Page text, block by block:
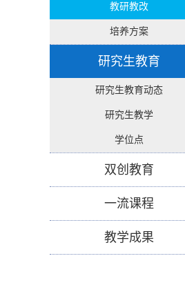
教研教改
培养方案
研究生教育
研究生教育动态
研究生教学
学位点
双创教育
一流课程
教学成果